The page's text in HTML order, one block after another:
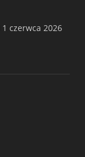
1 czerwca 2026